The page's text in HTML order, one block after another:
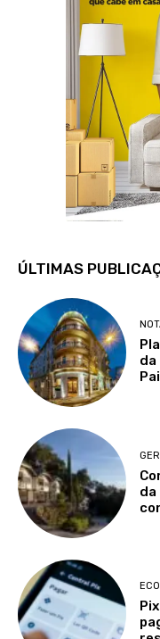
ÚLTIMAS
da
da